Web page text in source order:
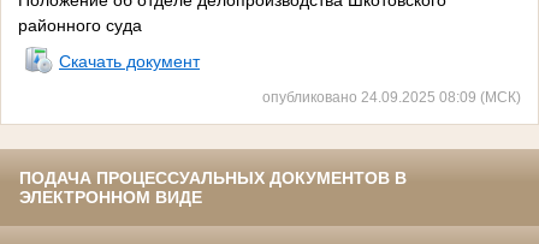
районного суда
Скачать документ
опубликовано 24.09.2025 08:09 (МСК)
ПОДАЧА ПРОЦЕССУАЛЬНЫХ ДОКУМЕНТОВ В
ЭЛЕКТРОННОМ ВИДЕ